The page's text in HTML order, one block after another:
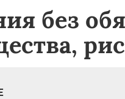
без